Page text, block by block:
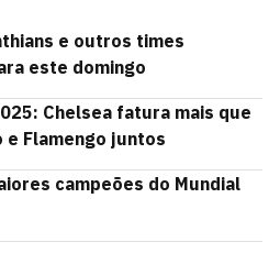
e outros times
este domingo
Chelsea fatura mais que
Flamengo juntos
campeões do Mundial